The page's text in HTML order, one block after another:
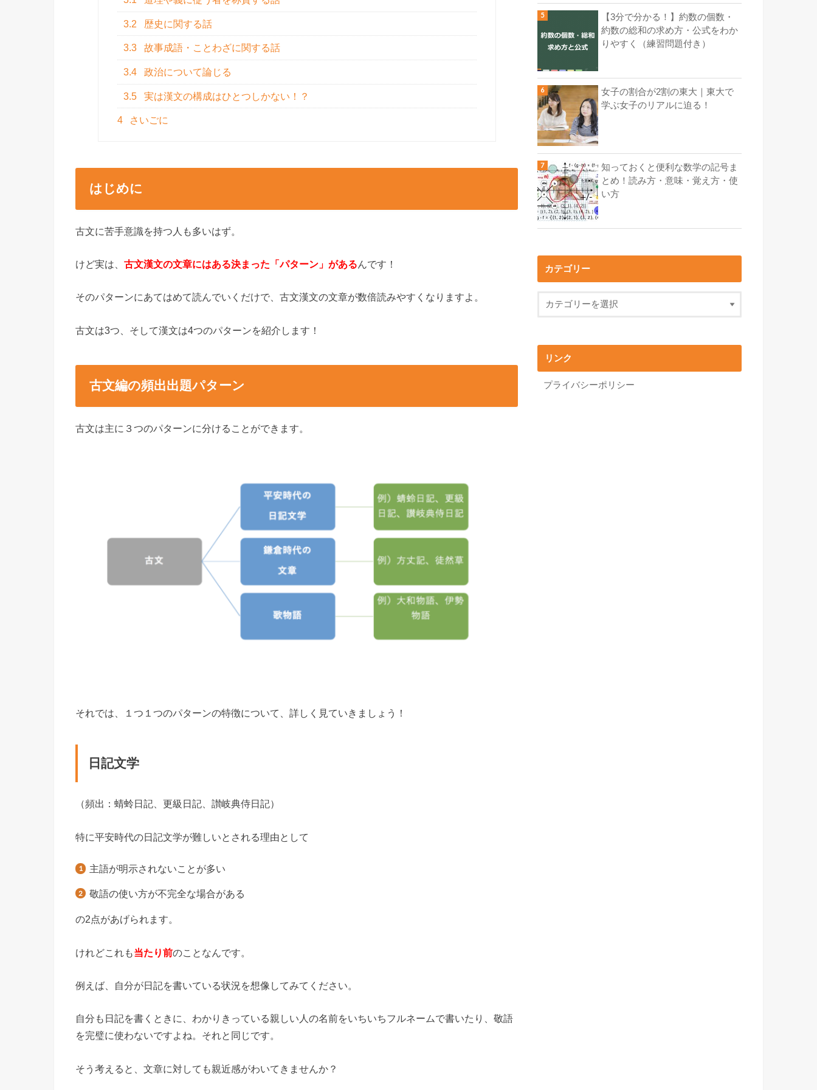
3.2 歴史に関する話
3.3 故事成語・ことわざに関する話
3.4 政治について論じる
3.5 実は漢文の構成はひとつしかない！？
4 さいごに
はじめに
古文に苦手意識を持つ人も多いはず。
けど実は、 古文漢文の文章にはある決まった「パターン」があるんです！
そのパターンにあてはめて読んでいくだけで、古文漢文の文章が数倍読みやすくなりますよ。
古文は3つ、そして漢文は4つのパターンを紹介します！
古文編の頻出出題パターン
古文は主に３つのパターンに分けることができます。
それでは、１つ１つのパターンの特徴について、詳しく見ていきましょう！
日記文学
（頻出：蜻蛉日記、更級日記、讃岐典侍日記）
特に平安時代の日記文学が難しいとされる理由として
主語が明示されないことが多い
敬語の使い方が不完全な場合がある
の2点があげられます。
けれどこれも当たり前のことなんです。
例えば、自分が日記を書いている状況を想像してみてください。
自分も日記を書くときに、わかりきっている親しい人の名前をいちいちフルネームで書いたり、敬語
を完璧に使わないですよね。それと同じです。
そう考えると、文章に対しても親近感がわいてきませんか？
【3分で分かる！】約数の個数・
約数の総和の求め方・公式をわか
りやすく（練習問題付き）
女子の割合が2割の東大｜東大で
学ぶ女子のリアルに迫る！
知っておくと便利な数学の記号ま
とめ！読み方・意味・覚え方・使
い方
カテゴリー
リンク
プライバシーポリシー